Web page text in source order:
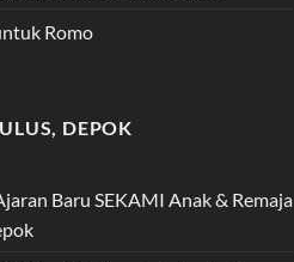
Romo
DEPOK
Baru SEKAMI Anak & Remaja